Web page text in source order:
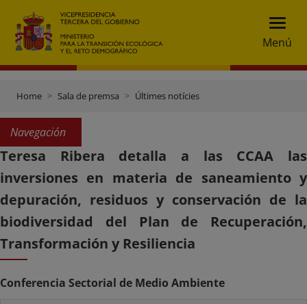
Menú
Home Sala de premsa Últimes notícies
Navegación
Teresa Ribera detalla a las CCAA las
inversiones en materia de saneamiento y
depuración, residuos y conservación de la
biodiversidad del Plan de Recuperación,
Transformación y Resiliencia
Conferencia Sectorial de Medio Ambiente